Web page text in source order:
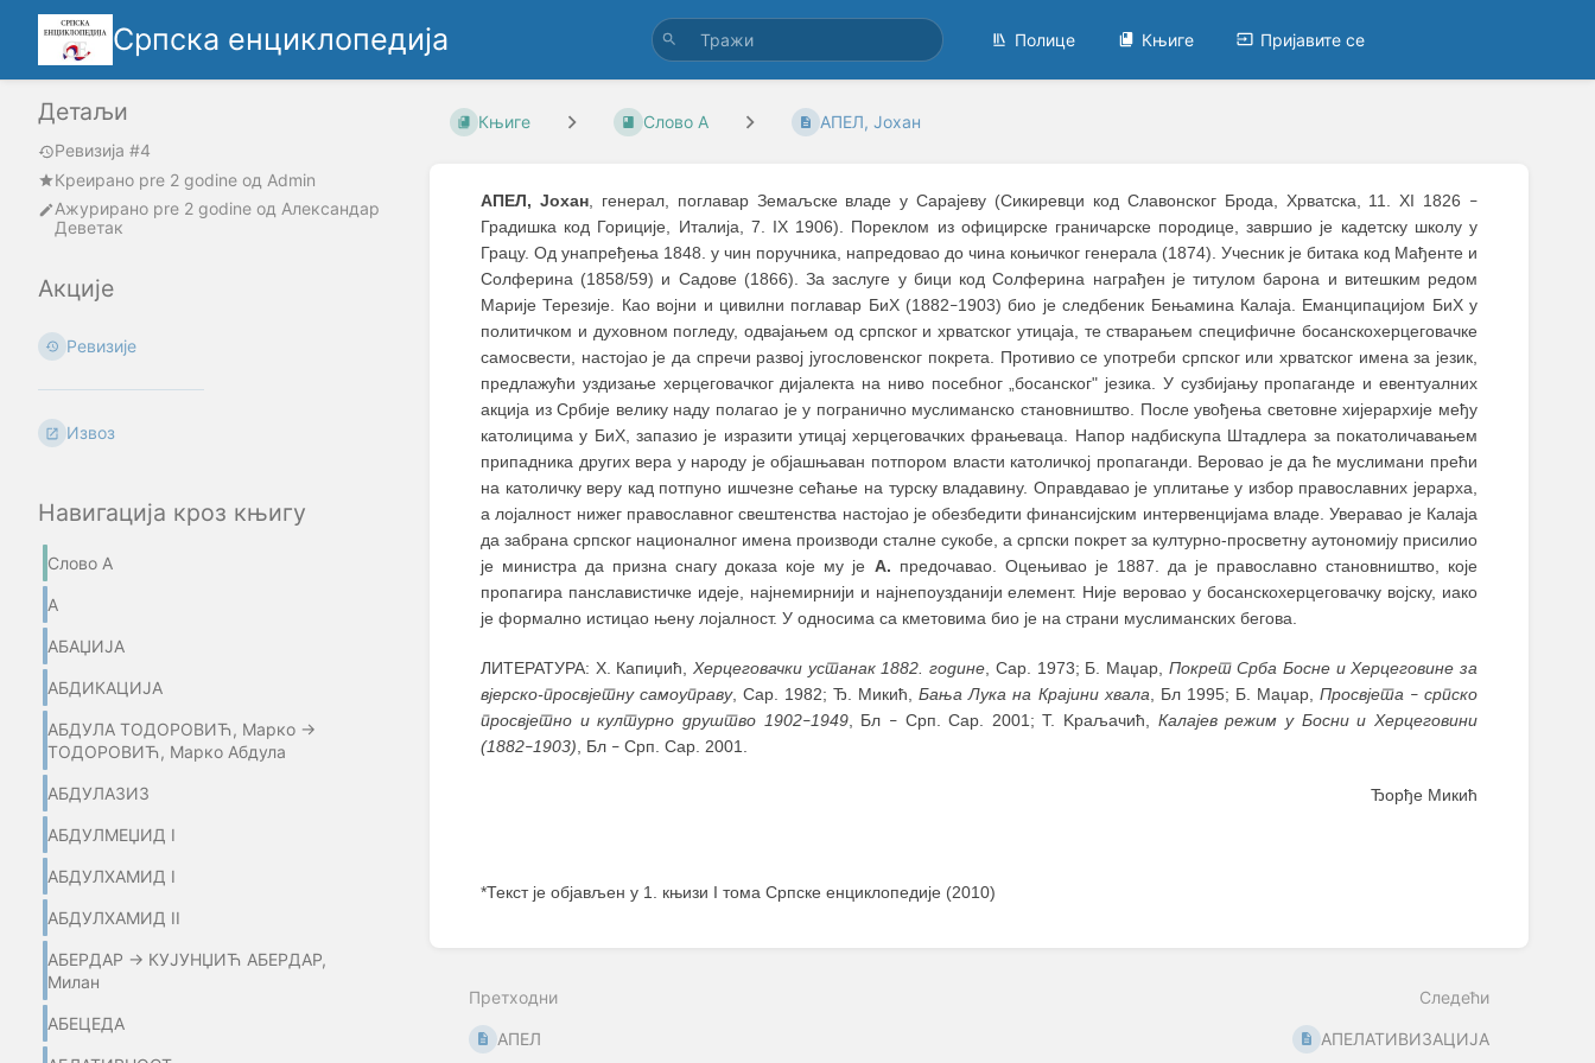
Српска енциклопедија Полице Књиге Пријавите се
Детаљи
Ревизија #4
Креирано pre 2 godine oд Admin
Ажурирано pre 2 godine од Александар
Деветак
Акције
Ревизије
Извоз
Навигација кроз књигу
Слово А
А
АБАЏИЈA
АБДИКАЦИЈА
АБДУЛА ТОДОРОВИЋ, Марко →
ТОДОРОВИЋ, Марко Абдула
АБДУЛАЗИЗ
АБДУЛМЕЏИД I
АБДУЛХАМИД I
АБДУЛХАМИД II
АБЕРДАР → КУЈУНЏИЋ АБЕРДАР,
Милан
АБЕЦЕДА
Књиге Слово А АПЕЛ, Јохан
АПЕЛ, Јохан, генерал, поглавар Земаљске владе у Сарајеву (Сикиревци код Славонског Брода, Хрватска, 11. XI 1826 –
Градишка код Гориције, Италија, 7. IX 1906). Пореклом из официрске граничарске породице, завршио је кадетску школу у
Грацу. Од унапређења 1848. у чин поручника, напредовао до чина коњичког генерала (1874). Учесник је битака код Мађенте и
Солферина (1858/59) и Садове (1866). За заслуге у бици код Солферина награђен је титулом барона и витешким редом
Марије Терезије. Као војни и цивилни поглавар БиХ (1882–1903) био је следбеник Бењамина Калаја. Еманципацијом БиХ у
политичком и духовном погледу, одвајањем од српског и хрватског утицаја, те стварањем специфичне босанскохерцеговачке
самосвести, настојао је да спречи развој југословенског покрета. Противио се употреби српског или хрватског имена за језик,
предлажући уздизање херцеговачког дијалекта на ниво посебног „босанског" језика. У сузбијању пропаганде и евентуалних
акција из Србије велику наду полагао је у погранично муслиманско становништво. После увођења световне хијерархије међу
католицима у БиХ, запазио је изразити утицај херцеговачких фрањеваца. Напор надбискупа Штадлера за покатоличавањем
припадника других вера у народу је објашњаван потпором власти католичкој пропаганди. Веровао је да ће муслимани прећи
на католичку веру кад потпуно ишчезне сећање на турску владавину. Оправдавао је уплитање у избор православних јерарха,
а лојалност нижег православног свештенства настојао је обезбедити финансијским интервенцијама владе. Уверавао је Калаја
да забрана српског националног имена производи сталне сукобе, а српски покрет за културно-просветну аутономију присилио
је министра да призна снагу доказа које му је А. предочавао. Оцењивао је 1887. да је православно становништво, које
пропагира панславистичке идеје, најнемирнији и најнепоузданији елемент. Није веровао у босанскохерцеговачку војску, иако
је формално истицао њену лојалност. У односима са кметовима био је на страни муслиманских бегова.
ЛИТЕРАТУРА: Х. Капиџић, Херцеговачки устанак 1882. године , Сар. 1973; Б. Маџар, Покрет Срба Босне и Херцеговине за
вјерско-просвјетну самоуправу, Сар. 1982; Ђ. Микић,Бања Лука на Крајини хвала , Бл 1995; Б. Маџар, Просвјета –српско
просвјетно и културно друштво 1902–1949, Бл –Срп. Сар. 2001; T. Kраљачић, Калајев режим у Босни и Херцеговини
(1882–1903) , Бл – Срп. Сар. 2001.
Ђорђе Микић
*Текст је објављен у 1. књизи I тома Српске енциклопедије (2010)
mode
Претходни
АПЕЛ
Следећи
АПЕЛАТИВИЗАЦИЈА